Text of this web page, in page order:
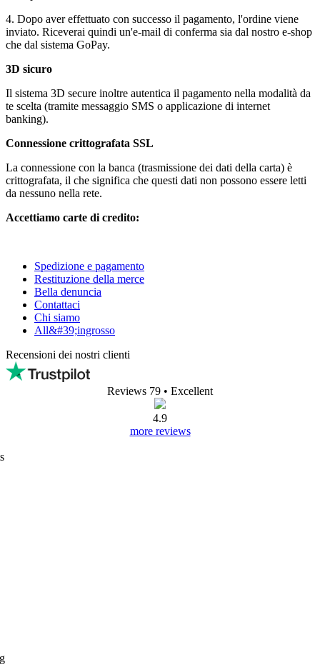
4. Dopo aver effettuato con successo il pagamento, l'ordine viene
inviato. Riceverai quindi un'e-mail di conferma sia dal nostro e-shop
che dal sistema GoPay.
3D sicuro
Il sistema 3D secure inoltre autentica il pagamento nella modalità da
te scelta (tramite messaggio SMS o applicazione di internet
banking).
Connessione crittografata SSL
La connessione con la banca (trasmissione dei dati della carta) è
crittografata, il che significa che questi dati non possono essere letti
da nessuno nella rete.
Accettiamo carte di credito:
Spedizione e pagamento
Restituzione della merce
Bella denuncia
Contattaci
Chi siamo
All&#39;ingrosso
Recensioni dei nostri clienti
Reviews 79 • Excellent
4.9
more reviews